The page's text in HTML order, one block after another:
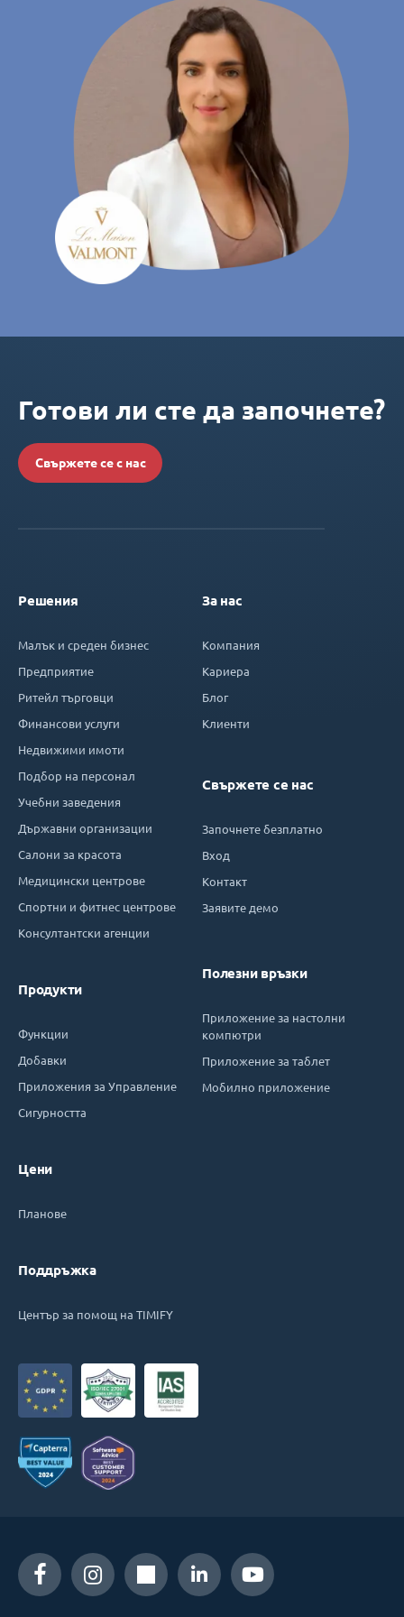
Готови ли сте да започнете?
Свържете се с нас
Решения
Малък и среден бизнес
Предприятие
Ритейл търговци
Финансови услуги
Недвижими имоти
Подбор на персонал
Учебни заведения
Държавни организации
Салони за красота
Медицински центрове
Спортни и фитнес центрове
Консултантски агенции
Продукти
Функции
Добавки
Приложения за Управление
Сигурността
Цени
Планове
Поддръжка
Център за помощ на TIMIFY
За нас
Компания
Кариера
Блог
Клиенти
Свържете се нас
Започнете безплатно
Вход
Контакт
Заявите демо
Полезни връзки
Приложение за настолни
компютри
Приложение за таблет
Мобилно приложение